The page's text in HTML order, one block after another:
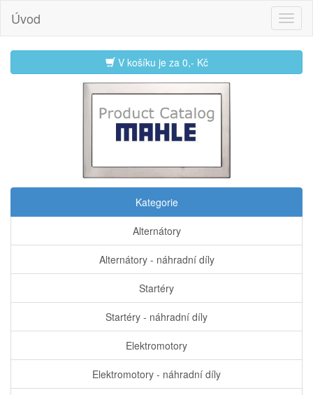
Úvod
V košíku je za 0,- Kč
Kategorie
Alternátory
Alternátory - náhradní díly
Startéry
Startéry - náhradní díly
Elektromotory
Elektromotory - náhradní díly